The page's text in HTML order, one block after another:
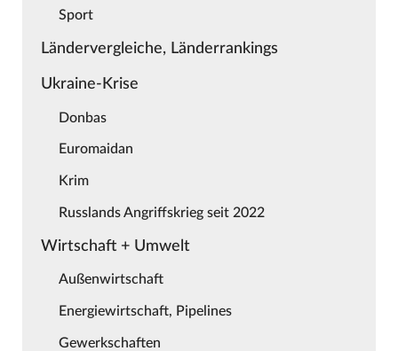
Sport
Ländervergleiche, Länderrankings
Ukraine-Krise
Donbas
Euromaidan
Krim
Russlands Angriffskrieg seit 2022
Wirtschaft + Umwelt
Außenwirtschaft
Energiewirtschaft, Pipelines
Gewerkschaften